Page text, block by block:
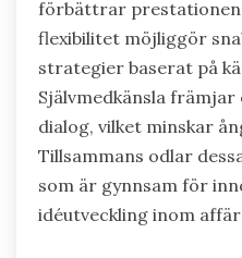
Vilka sällsynta
emotionell
unika insikter?
Emotionell reglering
som ger insikter i